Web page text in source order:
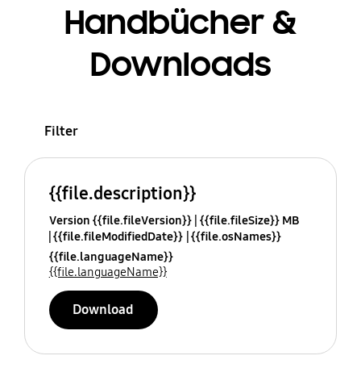
Handbücher &
Downloads
Filter
{{file.description}}
Version {{file.fileVersion}} {{file.fileSize}} MB
{{file.fileModifiedDate}} {{file.osNames}}
{{file.languageName}}
{{file.languageName}}
Download